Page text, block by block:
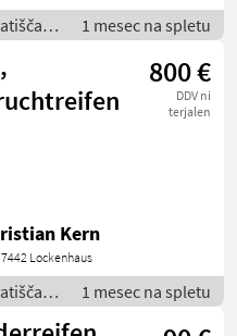
in
/
1 mesec na spletu
800 €
DDV ni
terjalen
Kern
7442 Lockenhaus
in
/
1 mesec na spletu